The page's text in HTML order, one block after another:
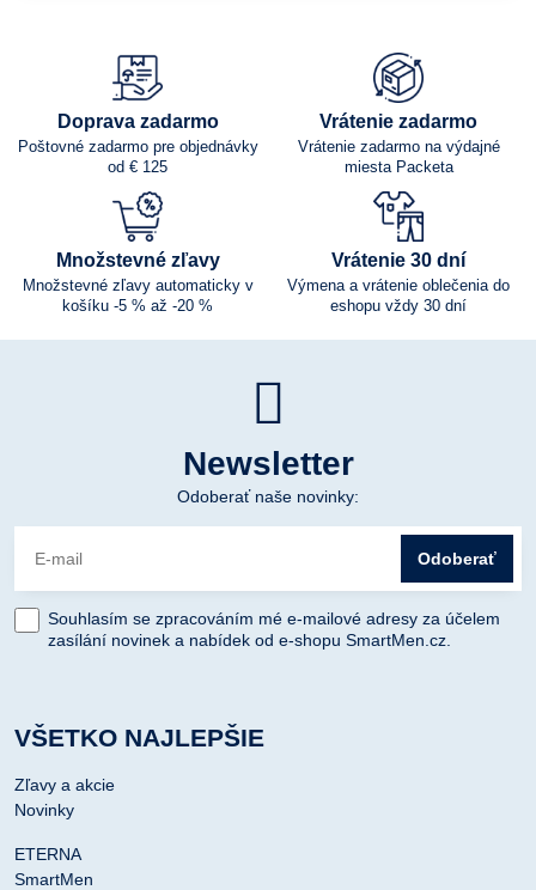
Doprava zadarmo
Poštovné zadarmo pre objednávky
od € 125
Vrátenie zadarmo
Vrátenie zadarmo na výdajné
miesta Packeta
Množstevné zľavy
Množstevné zľavy automaticky v
košíku -5 % až -20 %
Vrátenie 30 dní
Výmena a vrátenie oblečenia do
eshopu vždy 30 dní
Newsletter
Odoberať naše novinky:
Odoberať
Souhlasím se zpracováním mé e-mailové adresy za účelem
zasílání novinek a nabídek od e-shopu SmartMen.cz.
VŠETKO NAJLEPŠIE
Zľavy a akcie
Novinky
ETERNA
SmartMen